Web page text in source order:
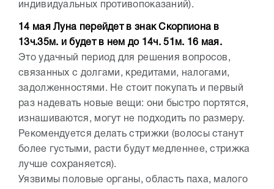
индивидуальных противопоказаний).
14 мая Луна перейдет в знак Скорпиона в
13ч.35м. и будет в нем до 14ч. 51м. 16 мая.
Это удачный период для решения вопросов,
связанных с долгами, кредитами, налогами,
задолженностями. Не стоит покупать и первый
раз надевать новые вещи: они быстро портятся,
изнашиваются, могут не подходить по размеру.
Рекомендуется делать стрижки (волосы станут
более густыми, расти будут медленнее, стрижка
лучше сохраняется).
Уязвимы половые органы, область паха, малого